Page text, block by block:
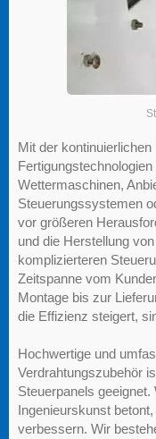
Mit der
Wettermaschinen,
Steuerungssystemen
vor größeren
und die Herstellung
komplizierteren
Zeitspanne vom
Montage bis zur
die Effizienz steigert,
Hochwertige und
Verdrahtungszubehör
Steuerpanels
Ingenieurskunst
verbessern. Wir